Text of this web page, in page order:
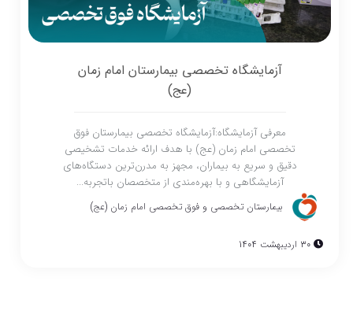
آزمایشگاه تخصصی بیمارستان امام زمان
(عج)
معرفی آزمایشگاه:آزمایشگاه تخصصی بیمارستان فوق
تخصصی امام زمان (عج) با هدف ارائه خدمات تشخیصی
دقیق و سریع به بیماران، مجهز به مدرن‌ترین دستگاه‌های
آزمایشگاهی و با بهره‌مندی از متخصصان باتجربه...
بیمارستان تخصصی و فوق تخصصی امام زمان (عج)
30 اردیبهشت 1404